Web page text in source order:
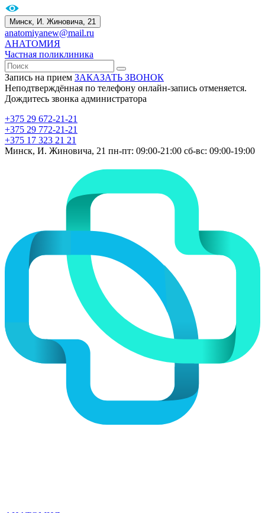
Минск, И. Жиновича, 21
anatomiyanew@mail.ru
АНАТОМИЯ
Частная поликлиника
Запись на прием ЗАКАЗАТЬ ЗВОНОК
Неподтверждённая по телефону онлайн-запись отменяется.
Дождитесь звонка администратора
+375 29 672-21-21
+375 29 772-21-21
+375 17 323 21 21
Минск, И. Жиновича, 21 пн-пт: 09:00-21:00 сб-вс: 09:00-19:00